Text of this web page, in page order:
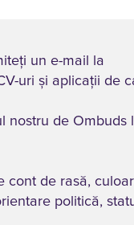
un e-mail la
uri și aplicații de
nostru de Ombuds
de rasă,
politică,